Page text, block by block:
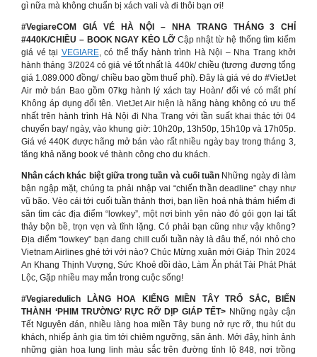
gì nữa mà không chuẩn bị xách vali và đi thôi bạn ơi!
#VegiareCOM GIÁ VÉ HÀ NỘI – NHA TRANG THÁNG 3 CHỈ
#440K/CHIỀU – BOOK NGAY KẺO LỠ Cập nhật từ hệ thống tìm kiếm
giá vé tại VEGIARE, có thể thấy hành trình Hà Nội – Nha Trang khởi
hành tháng 3/2024 có giá vé tốt nhất là 440k/ chiều (tương đương tổng
giá 1.089.000 đồng/ chiều bao gồm thuế phí). Đây là giá vé do #VietJet
Air mở bán Bao gồm 07kg hành lý xách tay Hoàn/ đổi vé có mất phí
Không áp dụng đổi tên. VietJet Air hiện là hãng hàng không có ưu thế
nhất trên hành trình Hà Nội đi Nha Trang với tần suất khai thác tới 04
chuyến bay/ ngày, vào khung giờ: 10h20p, 13h50p, 15h10p và 17h05p.
Giá vé 440K được hãng mở bán vào rất nhiều ngày bay trong tháng 3,
tăng khả năng book vé thành công cho du khách.
Nhân cách khác biệt giữa trong tuần và cuối tuần Những ngày đi làm
bận ngập mặt, chúng ta phải nhập vai “chiến thần deadline” chạy như
vũ bão. Vèo cái tới cuối tuần thảnh thơi, bạn liền hoá nhà thám hiểm đi
săn tìm các địa điểm “lowkey”, một nơi bình yên nào đó gói gọn lại tất
thảy bộn bề, trọn vẹn và tĩnh lặng. Có phải bạn cũng như vậy không?
Địa điểm “lowkey” bạn đang chill cuối tuần này là đâu thế, nói nhỏ cho
Vietnam Airlines ghé tới với nào? Chúc Mừng xuân mới Giáp Thìn 2024
An Khang Thịnh Vượng, Sức Khoẻ dồi dào, Làm Ăn phát Tài Phát Phát
Lộc, Gặp nhiều may mắn trong cuộc sống!
#Vegiaredulich LÀNG HOA KIỂNG MIỀN TÂY TRỔ SẮC, BIẾN
THÀNH ‘PHIM TRƯỜNG’ RỰC RỠ DỊP GIÁP TẾT> Những ngày cận
Tết Nguyên đán, nhiều làng hoa miền Tây bung nở rực rỡ, thu hút du
khách, nhiếp ảnh gia tìm tới chiêm ngưỡng, săn ảnh. Mới đây, hình ảnh
những giàn hoa lung linh màu sắc trên đường tỉnh lộ 848, nơi trồng